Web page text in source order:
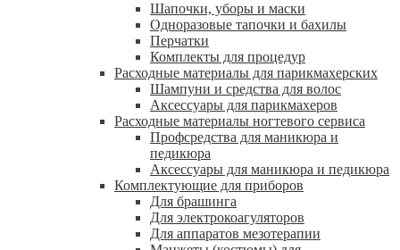
Шапочки, уборы и маски
Одноразовые тапочки и бахилы
Перчатки
Комплекты для процедур
Расходные материалы для парикмахерских
Шампуни и средства для волос
Аксессуары для парикмахеров
Расходные материалы ногтевого сервиса
Профсредства для маникюра и
педикюра
Аксессуары для маникюра и педикюра
Комплектующие для приборов
Для брашинга
Для электрокоагуляторов
Для аппаратов мезотерапии